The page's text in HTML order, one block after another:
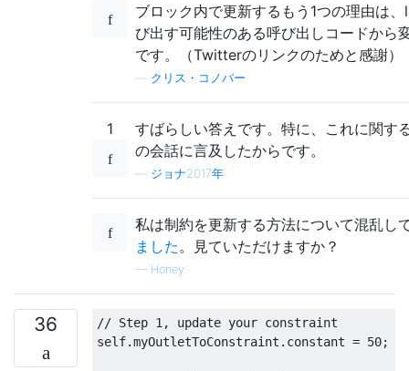
ブロック内で更新するもう1つの理由は
び出す可能性のある呼び出しコードから
です。（Twitterのリンクのためと感謝）
クリス・コノバー
1
すばらしい答えです。特に、これに関す
の会話に言及したからです。
ジョナ2017年
私は制約を更新する方法について混乱し
ました 。見ていただけますか？
— Honey
36
// Step 1, update your constraint
self.myOutletToConstraint . constant = 50;